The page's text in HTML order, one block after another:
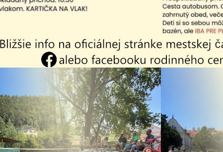
Veríme, že aj do budúcnosti nám budú rodičia
ktorými pomôžu ihriská pre najmenších ďalej
Súčasťou nášho stanoviska je aj kompletná